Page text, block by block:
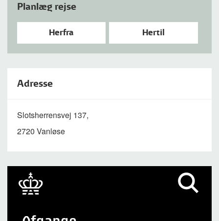
Planlæg rejse
Herfra Hertil
Adresse
Slotsherrensvej 137,
2720 Vanløse